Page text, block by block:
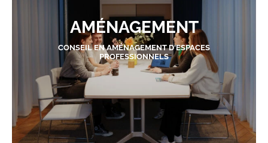
AMÉNAGEMENT
CONSEIL EN AMÉNAGEMENT D'ESPACES
PROFESSIONNELS